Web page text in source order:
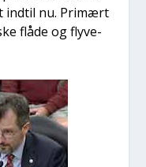
ind­til nu. Pri­mært
flå­de og fly­ve­